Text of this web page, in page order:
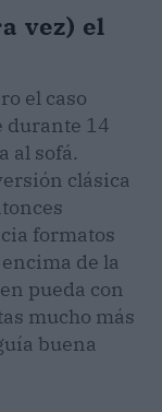
vez) el
el caso
durante 14
al sofá.
clásica
formatos
de la
pueda con
mucho más
buena